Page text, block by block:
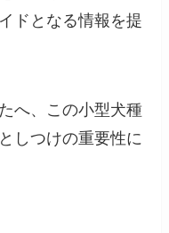
ドとなる情報を提
へ、この小型犬種
しつけの重要性に